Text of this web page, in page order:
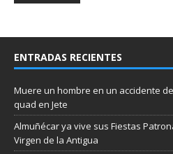
ENTRADAS RECIENTES
Muere un hombre en un accidente
quad en Jete
Almuñécar ya vive sus Fiestas
Virgen de la Antigua